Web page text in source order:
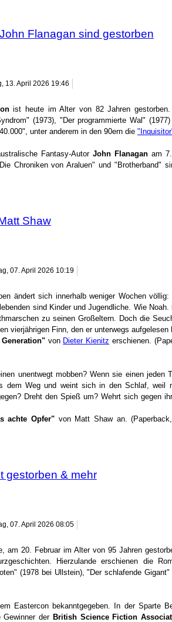
Flanagan sind gestorben
13. April 2026 19:46
ist heute im Alter von 82 Jahren gestorben.
(1973), "Der programmierte Wal" (1977)
unter anderem in den 90ern die
Fantasy-Autor John Flanaganam 7.
Chroniken von Araluen" und "Brotherband"
Shaw
07. April 2026 10:19
ändert sich innerhalb weniger Wochen
sind Kinder und Jugendliche. Wie
zu seinen Großeltern. Doch die
vierjährigen Finn, den er unterwegs aufgelesen
von Dieter Kienitz erschienen.
unentwegt mobben? Wenn sie einen jeden
dem Weg und weint sich in den Schlaf, weil
Dreht den Spieß um? Wehrt sich gegen
achte Opfer"von Matt Shaw an.
gestorben & mehr
07. April 2026 08:05
20. Februar im Alter von 95 Jahren
Hierzulande erschienen die
(1978 bei Ullstein), "Der schlafende
Eastercon bekanntgegeben. In der Sparte
der British Science Fiction